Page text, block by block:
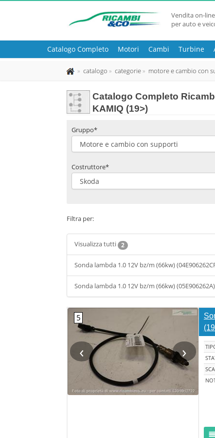
Vendita on-
per auto e
Catalogo Completo Motori Cambi Turbine
catalogo categorie motore e cambio con
Catalogo Completo
KAMIQ (19>)
Gruppo*
Costruttore*
Filtra per:
Visualizza tutti 2
Sonda lambda 1.0 12V bz/m (66kw)
Sonda lambda 1.0 12V bz/m (66kw) (05E906262A)
‹ ›